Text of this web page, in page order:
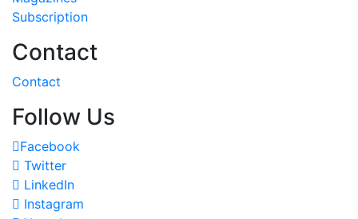
Subscription
Contact
Contact
Follow Us
Facebook
Twitter
LinkedIn
Instagram